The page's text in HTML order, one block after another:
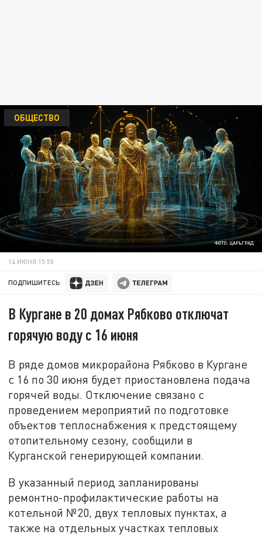
ФОТО: ЦАРЬГРАД
ОБЩЕСТВО
14 ИЮНЯ 15:50
ПОДПИШИТЕСЬ:
В Кургане в 20 домах Рябково отключат
горячую воду с 16 июня
В ряде домов микрорайона Рябково в Кургане
с 16 по 30 июня будет приостановлена подача
горячей воды. Отключение связано с
проведением мероприятий по подготовке
объектов теплоснабжения к предстоящему
отопительному сезону, сообщили в
Курганской генерирующей компании.
В указанный период запланированы
ремонтно-профилактические работы на
котельной №20, двух тепловых пунктах, а
также на отдельных участках тепловых